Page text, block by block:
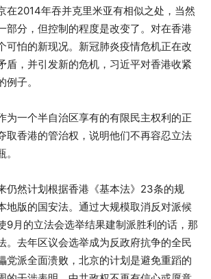
在2014年吞并克里米亚有相似之处，当然
部分，但控制的程度是改变了。对在香港
可怕的新现况。新冠肺炎疫情危机正在改
盾，并引发新的危机，习近平对香港收紧
子。
为一个半自治区享有的有限民主权利的正
取香港的管治权，说明他们不再容忍立法
仍然计划根据香港《基本法》23条的规
地版的国安法。通过大规模取消反对派候
9月的立法会选举结果建制派胜利的话，那
。去年区议会选举成为反政府抗争的全民
党派全面溃败，北京的计划是避免重蹈的